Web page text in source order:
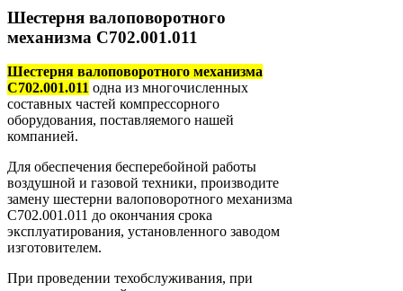
Шестерня валоповоротного
механизма С702.001.011
Шестерня валоповоротного механизма
С702.001.011 одна из многочисленных
составных частей компрессорного
оборудования, поставляемого нашей
компанией.
Для обеспечения бесперебойной работы
воздушной и газовой техники, производите
замену шестерни валоповоротного механизма
С702.001.011 до окончания срока
эксплуатирования, установленного заводом
изготовителем.
При проведении техобслуживания, при